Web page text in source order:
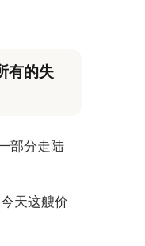
有的失
部分走陆
天这艘价